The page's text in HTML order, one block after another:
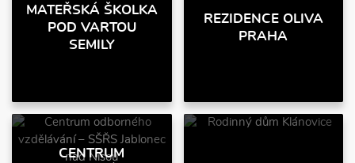
MATEŘSKÁ ŠKOLKA
POD VARTOU
SEMILY
REZIDENCE OLIVA
PRAHA
CENTRUM